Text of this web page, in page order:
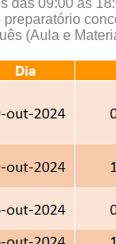
das 09:00 às
(Aula e